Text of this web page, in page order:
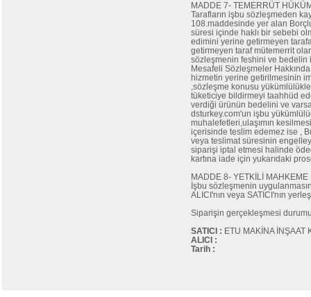
MADDE 7- TEMERRÜT
Tarafların işbu sözleşmeden
108.maddesinde yer alan
süresi içinde haklı bir sebebi
edimini yerine getirmeyen
getirmeyen taraf mütemerrit
sözleşmenin feshini ve bedelin
Mesafeli Sözleşmeler
hizmetin yerine getirilmesinin
,sözleşme konusu
tüketiciye bildirmeyi taahhüd
verdiği ürünün bedelini ve
dsturkey.com'un işbu
muhalefetleri,ulaşımın
içerisinde teslim edemez ise ,
veya teslimat süresinin
siparişi iptal etmesi halinde
kartına iade için yukarıdaki
MADDE 8- YETKİLİ MAHKEME
İşbu sözleşmenin
ALICI'nın veya SATICI'nın
Siparişin gerçekleşmesi
SATICI : ETU MAKİNA İNŞAAT
ALICI :
Tarih :